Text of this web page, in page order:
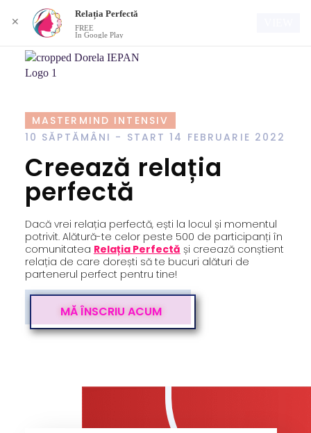
MASTERMIND INTENSIV
10 SĂPTĂMÂNI - START 14 FEBRUARIE 2022
Creează relația
perfectă
Dacă vrei relația perfectă, ești la locul și momentul
potrivit. Alătură-te celor peste 500 de participanți în
comunitatea Relația Perfectă și creează conștient
relația de care dorești să te bucuri alături de
partenerul perfect pentru tine!
MĂ ÎNSCRIU ACUM
✕
Relația Perfectă
FREE
In Google Play